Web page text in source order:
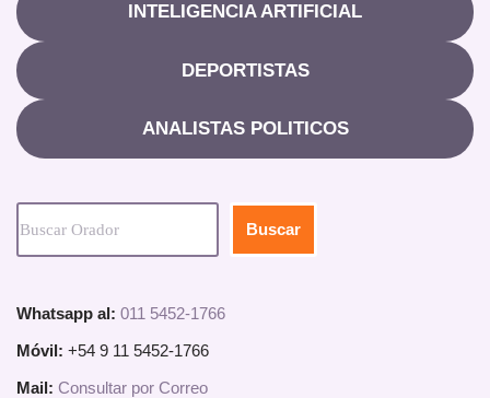
INTELIGENCIA ARTIFICIAL
DEPORTISTAS
ANALISTAS POLITICOS
Buscar
Whatsapp al: 011 5452-1766
Móvil: +54 9 11 5452-1766
Mail: Consultar por Correo